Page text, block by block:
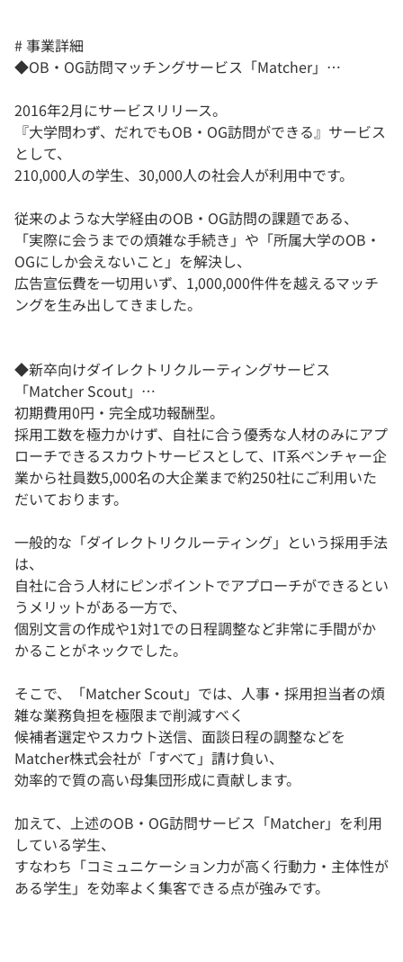
# 事業詳細
◆OB・OG訪問マッチングサービス「Matcher」…
2016年2月にサービスリリース。
『大学問わず、だれでもOB・OG訪問ができる』サービス
として、
210,000人の学生、30,000人の社会人が利用中です。
従来のような大学経由のOB・OG訪問の課題である、
「実際に会うまでの煩雑な手続き」や「所属大学のOB・
OGにしか会えないこと」を解決し、
広告宣伝費を一切用いず、1,000,000件件を越えるマッチ
ングを生み出してきました。
◆新卒向けダイレクトリクルーティングサービス
「Matcher Scout」…
初期費用0円・完全成功報酬型。
採用工数を極力かけず、自社に合う優秀な人材のみにアプ
ローチできるスカウトサービスとして、IT系ベンチャー企
業から社員数5,000名の大企業まで約250社にご利用いた
だいております。
一般的な「ダイレクトリクルーティング」という採用手法
は、
自社に合う人材にピンポイントでアプローチができるとい
うメリットがある一方で、
個別文言の作成や1対1での日程調整など非常に手間がか
かることがネックでした。
そこで、「Matcher Scout」では、人事・採用担当者の煩
雑な業務負担を極限まで削減すべく
候補者選定やスカウト送信、面談日程の調整などを
Matcher株式会社が「すべて」請け負い、
効率的で質の高い母集団形成に貢献します。
加えて、上述のOB・OG訪問サービス「Matcher」を利用
している学生、
すなわち「コミュニケーション力が高く行動力・主体性が
ある学生」を効率よく集客できる点が強みです。